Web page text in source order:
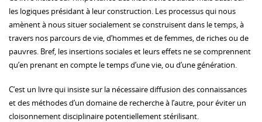
les logiques présidant à leur construction. Les processus qui nous
amènent à nous situer socialement se construisent dans le temps, à
travers nos parcours de vie, d’hommes et de femmes, de riches ou de
pauvres. Bref, les insertions sociales et leurs effets ne se comprennent
qu’en prenant en compte le temps d’une vie, ou d’une génération.
C’est un livre qui insiste sur la nécessaire diffusion des connaissances
et des méthodes d’un domaine de recherche à l’autre, pour éviter un
cloisonnement disciplinaire potentiellement stérilisant.